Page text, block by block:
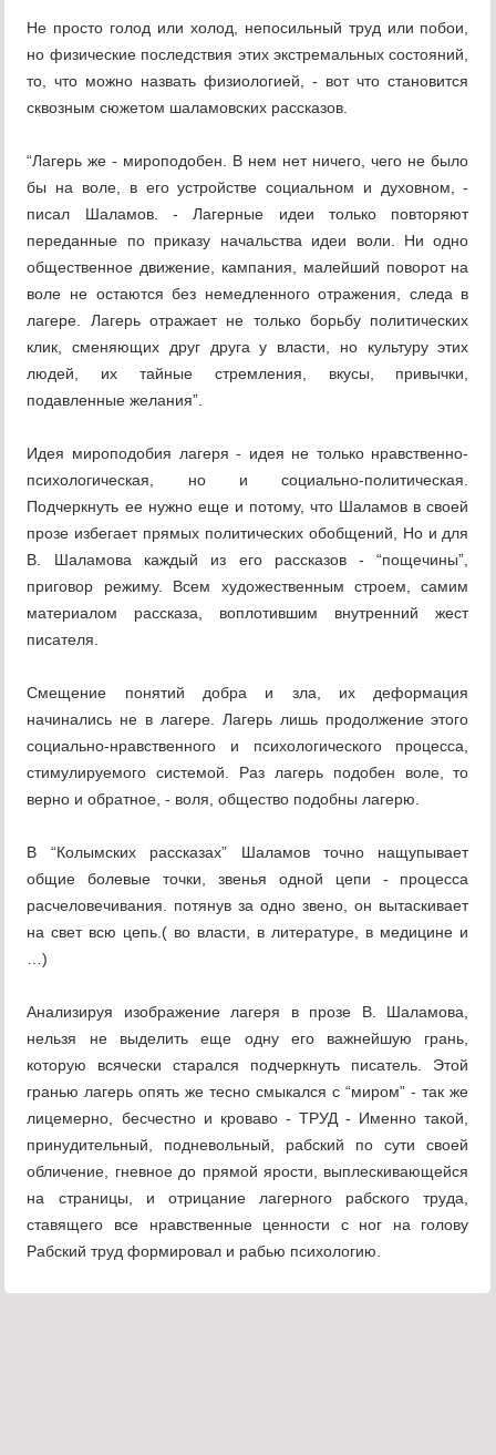
Не просто голод или холод, непосильный труд или побои,
но физические последствия этих экстремальных состояний,
то, что можно назвать физиологией, - вот что становится
сквозным сюжетом шаламовских рассказов.
“Лагерь же - мироподобен. В нем нет ничего, чего не было
бы на воле, в его устройстве социальном и духовном, -
писал Шаламов. - Лагерные идеи только повторяют
переданные по приказу начальства идеи воли. Ни одно
общественное движение, кампания, малейший поворот на
воле не остаются без немедленного отражения, следа в
лагере. Лагерь отражает не только борьбу политических
клик, сменяющих друг друга у власти, но культуру этих
людей, их тайные стремления, вкусы, привычки,
подавленные желания”.
Идея мироподобия лагеря - идея не только нравственно-
психологическая, но и социально-политическая.
Подчеркнуть ее нужно еще и потому, что Шаламов в своей
прозе избегает прямых политических обобщений, Но и для
В. Шаламова каждый из его рассказов - “пощечины”,
приговор режиму. Всем художественным строем, самим
материалом рассказа, воплотившим внутренний жест
писателя.
Смещение понятий добра и зла, их деформация
начинались не в лагере. Лагерь лишь продолжение этого
социально-нравственного и психологического процесса,
стимулируемого системой. Раз лагерь подобен воле, то
верно и обратное, - воля, общество подобны лагерю.
В “Колымских рассказах” Шаламов точно нащупывает
общие болевые точки, звенья одной цепи - процесса
расчеловечивания. потянув за одно звено, он вытаскивает
на свет всю цепь.( во власти, в литературе, в медицине и
…)
Анализируя изображение лагеря в прозе В. Шаламова,
нельзя не выделить еще одну его важнейшую грань,
которую всячески старался подчеркнуть писатель. Этой
гранью лагерь опять же тесно смыкался с “миром” - так же
лицемерно, бесчестно и кроваво - ТРУД - Именно такой,
принудительный, подневольный, рабский по сути своей
обличение, гневное до прямой ярости, выплескивающейся
на страницы, и отрицание лагерного рабского труда,
ставящего все нравственные ценности с ног на голову
Рабский труд формировал и рабью психологию.